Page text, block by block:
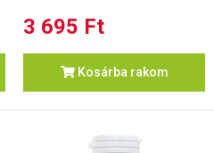
3 695 Ft
Kosárba rakom